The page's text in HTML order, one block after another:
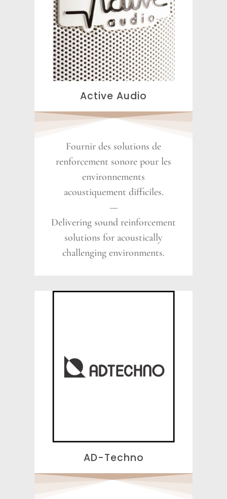
Active Audio
Fournir des solutions de
renforcement sonore pour les
environnements
acoustiquement difficiles.
—
Delivering sound reinforcement
solutions for acoustically
challenging environments.
AD-Techno